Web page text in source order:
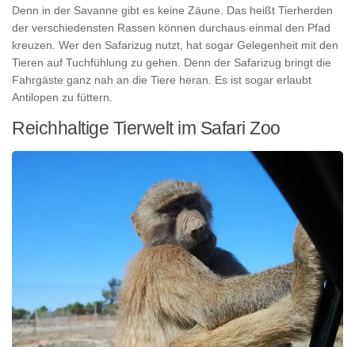
Denn in der Savanne gibt es keine Zäune. Das heißt Tierherden
der verschiedensten Rassen können durchaus einmal den Pfad
kreuzen. Wer den Safarizug nutzt, hat sogar Gelegenheit mit den
Tieren auf Tuchfühlung zu gehen. Denn der Safarizug bringt die
Fahrgäste ganz nah an die Tiere heran. Es ist sogar erlaubt
Antilopen zu füttern.
Reichhaltige Tierwelt im Safari Zoo